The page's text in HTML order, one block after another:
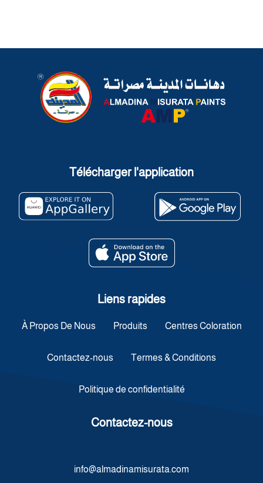
Contactez-nous
info@almadinamisurata.com
Télécharger l'application
Liens rapides
À Propos De Nous Produits Centres Coloration
Contactez-nous Termes & Conditions
Politique de confidentialité